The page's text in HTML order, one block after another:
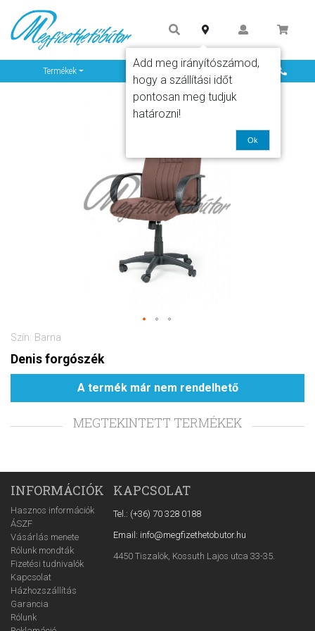
Termékek Info
Szín: Barna
Denis forgószék
A termék már nem rendelhető
MEGTEKINTETT TERMÉKEK
INFORMÁCIÓK
Hasznos információk
ÁSZF
Vásárlás menete
Rólunk mondták
Fizetési tudnivalók
Kapcsolat
Házhozszállítás
Garancia
Rólunk
KAPCSOLAT
Tel.: (+36) 70 328 0188
Email: info@megfizethetobutor.hu
4450 Tiszalök, Kossuth Lajos utca 33-35.
Add meg irányítószámod,
hogy a szállítási időt
pontosan meg tudjuk
határozni!
Ok